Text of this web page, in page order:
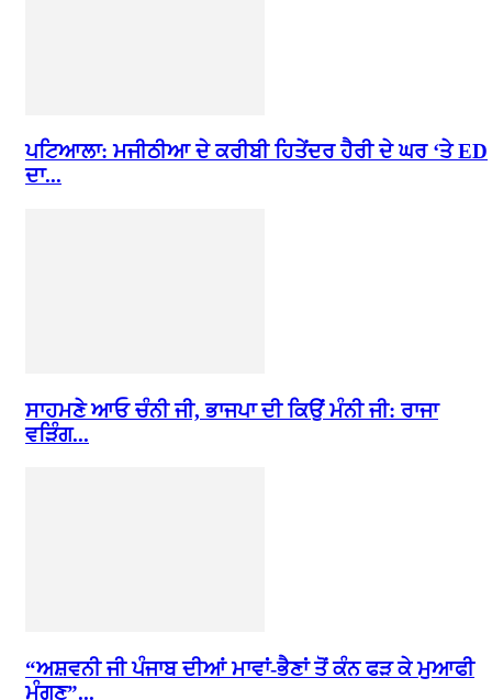
ਪਟਿਆਲਾ: ਮਜੀਠੀਆ ਦੇ ਕਰੀਬੀ ਹਿਤੇਂਦਰ ਹੈਰੀ ਦੇ ਘਰ ‘ਤੇ ED
ਦਾ...
ਸਾਹਮਣੇ ਆਓ ਚੰਨੀ ਜੀ, ਭਾਜਪਾ ਦੀ ਕਿਉਂ ਮੰਨੀ ਜੀ: ਰਾਜਾ
ਵੜਿੰਗ...
“ਅਸ਼ਵਨੀ ਜੀ ਪੰਜਾਬ ਦੀਆਂ ਮਾਵਾਂ-ਭੈਣਾਂ ਤੋਂ ਕੰਨ ਫੜ ਕੇ ਮੁਆਫੀ
ਮੰਗਣ”...